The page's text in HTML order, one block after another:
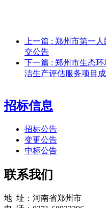
上一篇 : 郑州市第一
交公告
下一篇 : 郑州市生态
洁生产评估服务项目
招标信息
招标公告
变更公告
中标公告
联系我们
地 址：河南省郑州市